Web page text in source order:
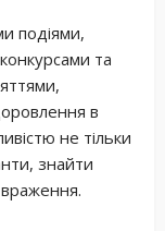
подіями,
та
в
не тільки
знайти
враження.